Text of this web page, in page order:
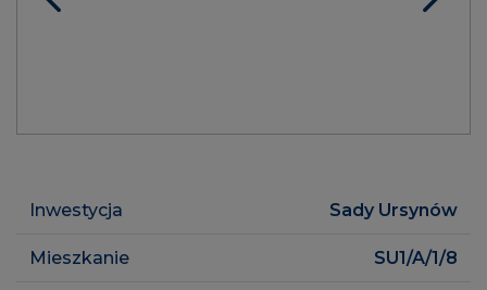
Inwestycja Sady Ursynów
Mieszkanie SU1/A/1/8